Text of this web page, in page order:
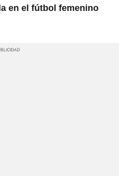
en el fútbol femenino